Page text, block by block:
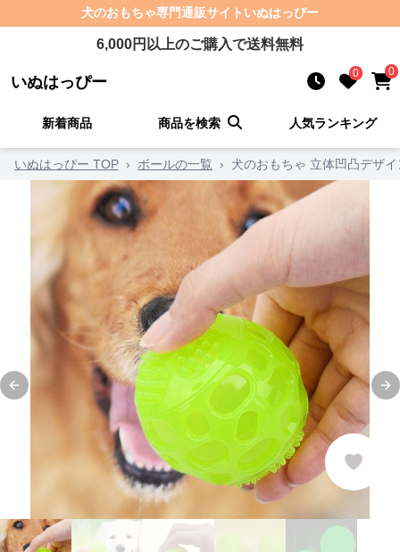
犬のおもちゃ専門通販サイト いぬはっぴー
6,000円以上のご購入で送料無料
いぬはっぴー 0 0
新着商品 商品を検索 人気ランキング
いぬはっぴー TOP › ボールの一覧 › 犬のおもちゃ 立体凹凸デザ
Previous slide